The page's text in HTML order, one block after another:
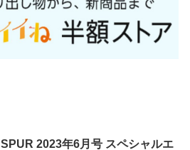
SPUR 2023年6月号 スペシャルエ